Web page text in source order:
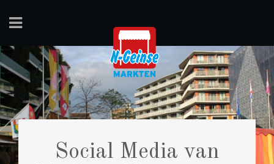
Social Media van